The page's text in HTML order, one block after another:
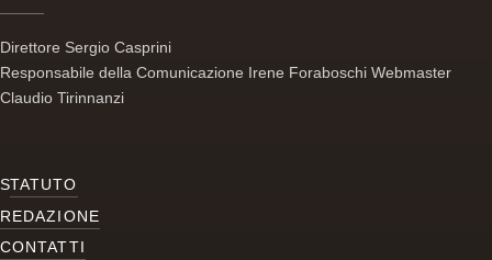
Direttore Sergio Casprini
Responsabile della Comunicazione Irene Foraboschi Webmaster
Claudio Tirinnanzi
STATUTO
REDAZIONE
CONTATTI